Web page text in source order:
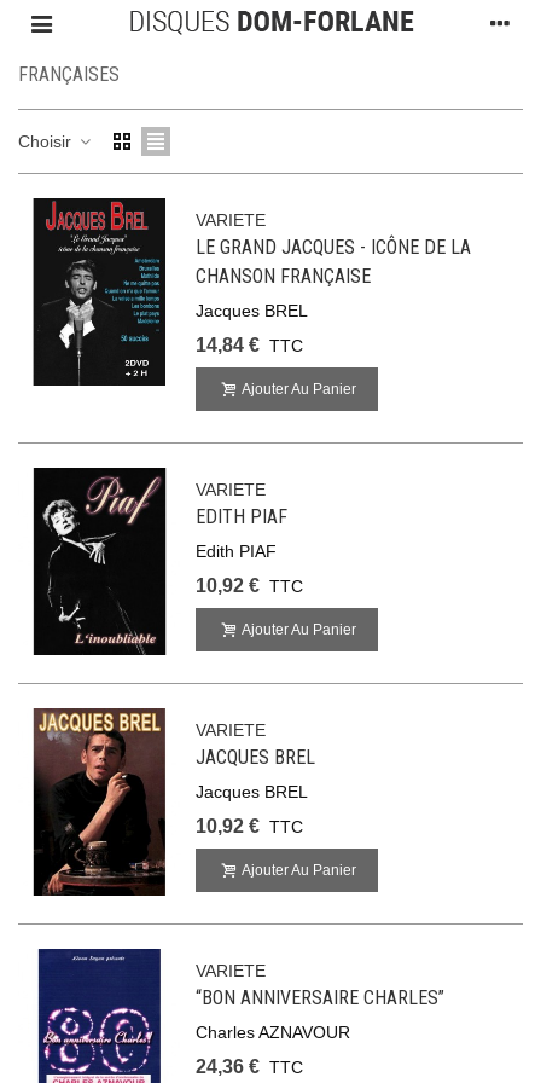
FRANÇAISES
Choisir
VARIETE
LE GRAND JACQUES - ICÔNE DE LA
CHANSON FRANÇAISE
Jacques BREL
14,84 € TTC
Ajouter Au Panier
VARIETE
EDITH PIAF
Edith PIAF
10,92 € TTC
Ajouter Au Panier
VARIETE
JACQUES BREL
Jacques BREL
10,92 € TTC
Ajouter Au Panier
VARIETE
“BON ANNIVERSAIRE CHARLES”
Charles AZNAVOUR
24,36 € TTC